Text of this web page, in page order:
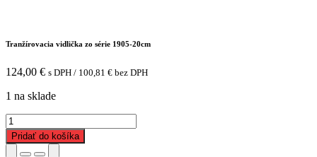
Tranžírovacia vidlička zo série 1905-20cm
124,00 € s DPH / 100,81 € bez DPH
1 na sklade
množstvo
Tranžírovacia
vidlička
Pridať do košíka